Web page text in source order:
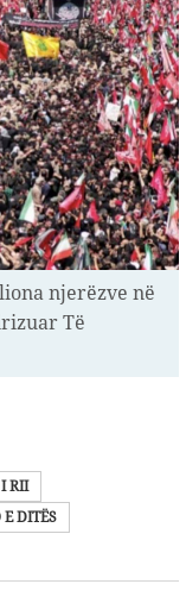
njerëzve në
Të
RII
E DITËS